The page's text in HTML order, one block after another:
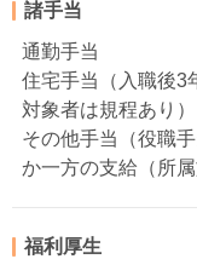
諸手当
通勤手当
住宅手当（入職後3
対象者は規程あり）
その他手当（役職
か一方の支給（所
福利厚生